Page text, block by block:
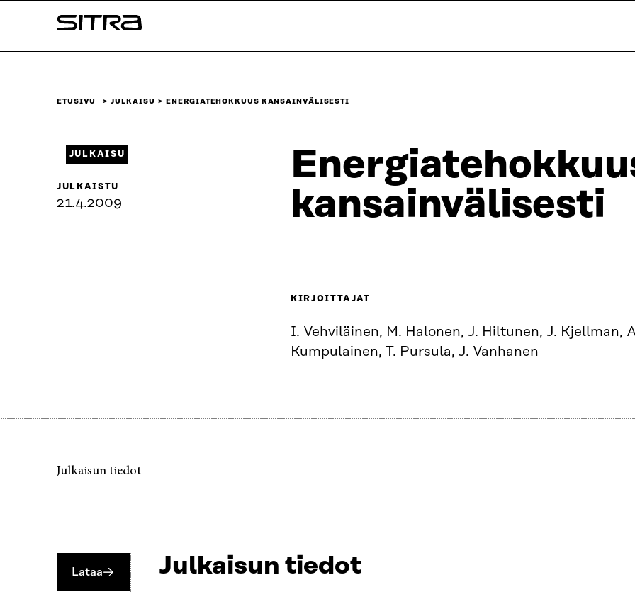
sisältöön
Sitra
ETUSIVU JULKAISU ENERGIATEHOKKUUS KANSAINVÄLISESTI
kansainvälisesti
JULKAISU
JULKAISTU
21.4.2009
KIRJOITTAJAT
I. Vehviläinen, M. Halonen, J. Hiltunen, J. Kjellman,
Kumpulainen, T. Pursula, J. Vanhanen
Julkaisun tiedot
Lataa Julkaisun tiedot